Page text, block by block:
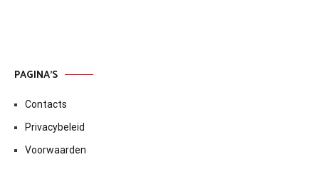
PAGINA’S
Contacts
Privacybeleid
Voorwaarden